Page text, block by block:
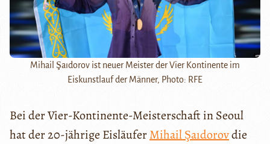
Mihail Şaıdorov ist neuer Meister der Vier Kontinente im
Eiskunstlauf der Männer, Photo: RFE
Bei der Vier-Kontinente-Meisterschaft in Seoul
hat der 20-jährige EisläuferMihail Şaıdorovdie